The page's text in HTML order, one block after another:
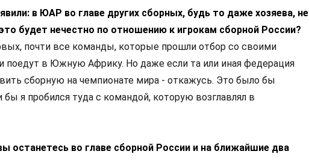
в ЮАР во главе других сборных, будь то даже хозяева, не
будет нечестно по отношению к игрокам сборной России?
почти все команды, которые прошли отбор со своими
поедут в Южную Африку. Но даже если та или иная федерация
сборную на чемпионате мира - откажусь. Это было бы
я пробился туда с командой, которую возглавлял в
останетесь во главе сборной России и на ближайшие два